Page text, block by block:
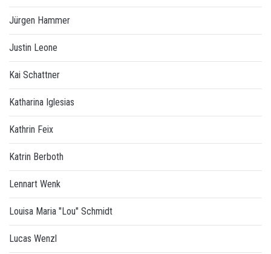
Jürgen Hammer
Justin Leone
Kai Schattner
Katharina Iglesias
Kathrin Feix
Katrin Berboth
Lennart Wenk
Louisa Maria "Lou" Schmidt
Lucas Wenzl